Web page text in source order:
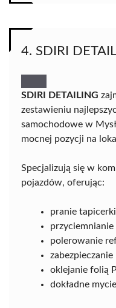
4. SDIRI
SDIRI DETAILING
zestawieniu
samochodowe w
mocnej pozycji na
Specjalizują się w
pojazdów, oferując:
pranie
przyciemnianie
polerowanie
oklejanie folią
dokładne